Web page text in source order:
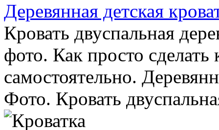
Деревянная детская
Кровать двуспальная
фото. Как просто сделать
самостоятельно.
Фото. Кровать